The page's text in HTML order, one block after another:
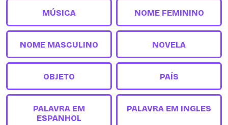
MÚSICA NOME FEMININO
NOME MASCULINO NOVELA
OBJETO PAÍS
PALAVRA EM
ESPANHOL
PALAVRA EM INGLES